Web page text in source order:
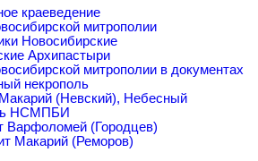
краеведение
митрополии
Новосибирские
Архипастыри
митрополии в документах
некрополь
(Невский), Небесный
НСМПБИ
Варфоломей (Городцев)
Макарий (Реморов)